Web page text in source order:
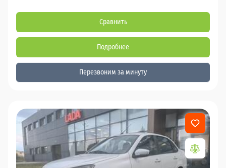
Сравнить
Подробнее
Перезвоним за минуту